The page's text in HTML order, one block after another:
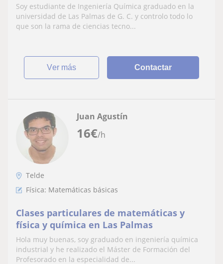
Soy estudiante de Ingeniería Química graduado en la
universidad de Las Palmas de G. C. y controlo todo lo
que son la rama de ciencias tecno...
ver más Contactar
16€/h
Juan Agustín
Telde
Física: Matemáticas básicas
Clases particulares de matemáticas y
física y química en Las Palmas
Hola muy buenas, soy graduado en ingeniería química
industrial y he realizado el Máster de Formación del
Profesorado en la especialidad de...